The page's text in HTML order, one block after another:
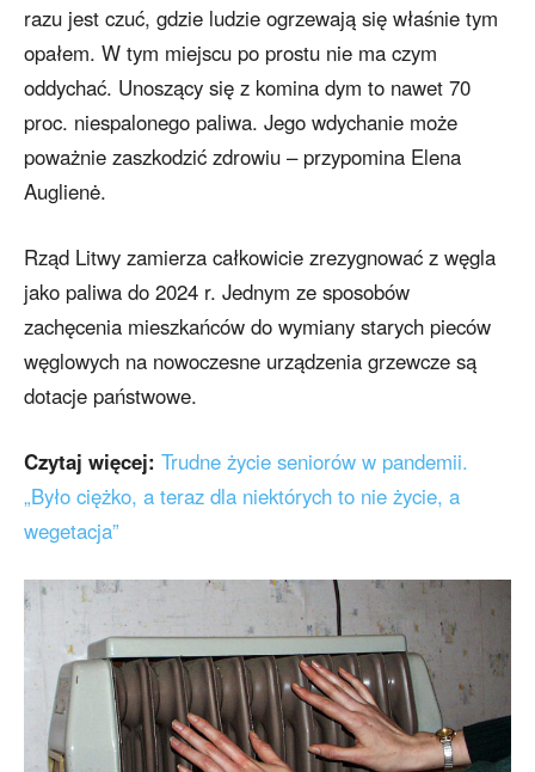
razu jest czuć, gdzie ludzie ogrzewają się właśnie tym
opałem. W tym miejscu po prostu nie ma czym
oddychać. Unoszący się z komina dym to nawet 70
proc. niespalonego paliwa. Jego wdychanie może
poważnie zaszkodzić zdrowiu – przypomina Elena
Auglienė.
Rząd Litwy zamierza całkowicie zrezygnować z węgla
jako paliwa do 2024 r. Jednym ze sposobów
zachęcenia mieszkańców do wymiany starych pieców
węglowych na nowoczesne urządzenia grzewcze są
dotacje państwowe.
Czytaj więcej: Trudne życie seniorów w pandemii.
„Było ciężko, a teraz dla niektórych to nie życie, a
wegetacja”